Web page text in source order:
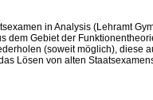
in Analysis (Lehramt
dem Gebiet der
(soweit möglich), diese
Lösen von alten